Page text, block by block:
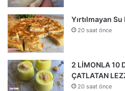
Yırtılmayan
20 saat önce
2 LİMONLA 10
ÇATLATAN
20 saat önce